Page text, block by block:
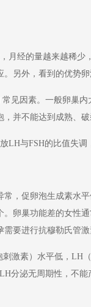
经的量越来越稀少
另外，看到的优势卵
因素。一般卵巢内
并不能达到成熟、破
与FSH的比值失调
促卵泡生成素水平
卵巢功能差的女性
要进行抗穆勒氏管
素）水平低，LH
分泌无周期性，不